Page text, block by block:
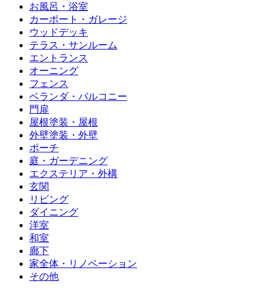
お風呂・浴室
カーポート・ガレージ
ウッドデッキ
テラス・サンルーム
エントランス
オーニング
フェンス
ベランダ・バルコニー
門扉
屋根塗装・屋根
外壁塗装・外壁
ポーチ
庭・ガーデニング
エクステリア・外構
玄関
リビング
ダイニング
洋室
和室
廊下
家全体・リノベーション
その他